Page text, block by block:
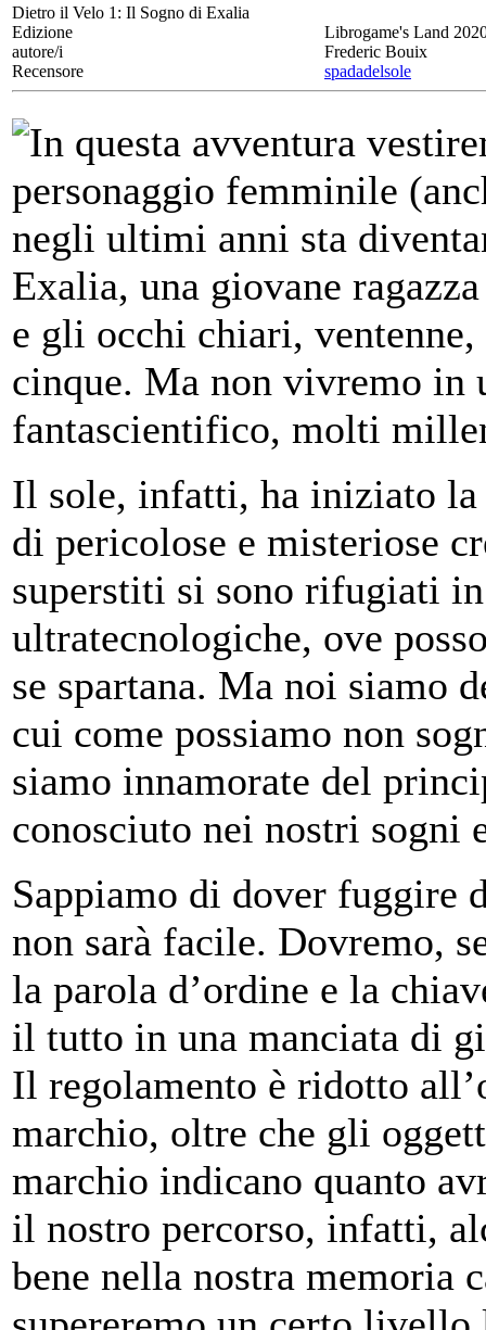
Dietro il Velo 1: Il Sogno di Exalia
Edizione
Librogame's Land
autore/i
Frederic Bouix
Recensore
spadadelsole
In questa avventura
personaggio femminile
negli ultimi anni sta
Exalia, una giovane
e gli occhi chiari,
cinque. Ma non vivremo in
fantascientifico, molti
Il sole, infatti, ha iniziato la
di pericolose e misteriose
superstiti si sono rifugiati
ultratecnologiche, ove
se spartana. Ma noi siamo
cui come possiamo non
siamo innamorate del
conosciuto nei nostri sogni
Sappiamo di dover fuggire
non sarà facile. Dovremo,
la parola d’ordine e la
il tutto in una manciata di
Il regolamento è ridotto
marchio, oltre che gli
marchio indicano quanto
il nostro percorso, infatti,
bene nella nostra memoria